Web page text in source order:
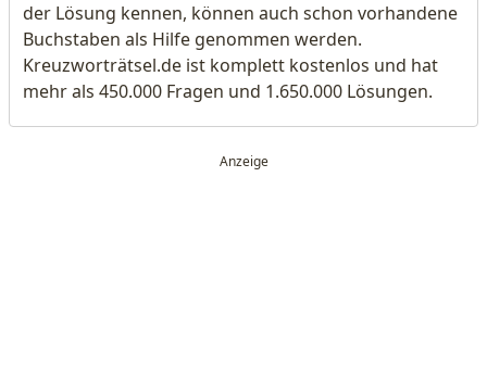
der Lösung kennen, können auch schon vorhandene
Buchstaben als Hilfe genommen werden.
Kreuzworträtsel.de ist komplett kostenlos und hat
mehr als 450.000 Fragen und 1.650.000 Lösungen.